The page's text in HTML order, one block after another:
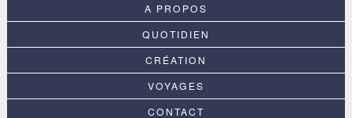
A PROPOS
QUOTIDIEN
CRÉATION
VOYAGES
CONTACT